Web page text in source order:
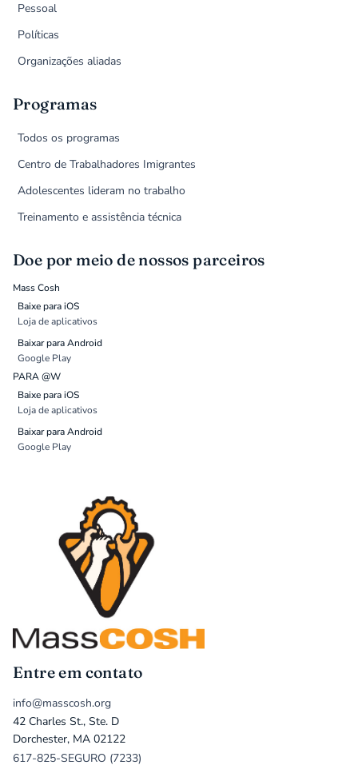
Pessoal
Políticas
Organizações aliadas
Programas
Todos os programas
Centro de Trabalhadores Imigrantes
Adolescentes lideram no trabalho
Treinamento e assistência técnica
Doe por meio de nossos parceiros
Mass Cosh
Baixe para iOS
Loja de aplicativos
Baixar para Android
Google Play
PARA @W
Baixe para iOS
Loja de aplicativos
Baixar para Android
Google Play
Entre em contato
info@masscosh.org
42 Charles St., Ste. D
Dorchester, MA 02122
617-825-SEGURO (7233)